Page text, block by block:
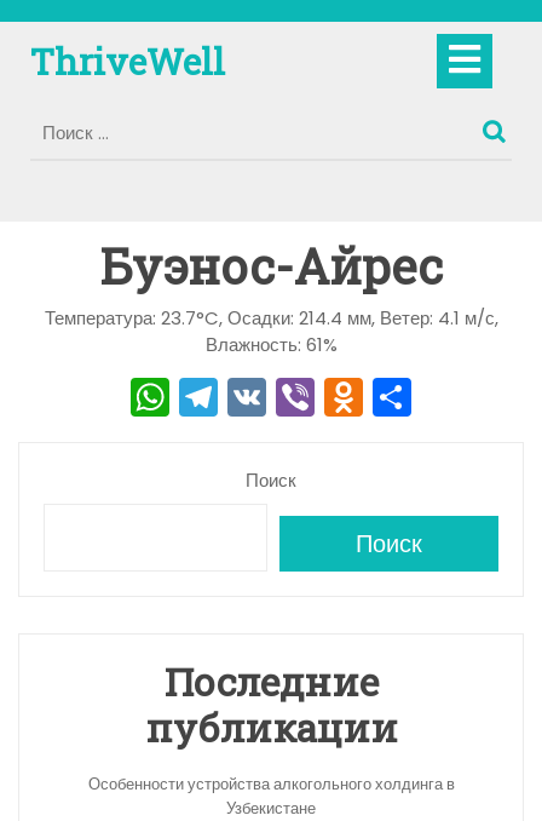
содержимому
ThriveWell
Буэнос-Айрес
Температура: 23.7°C, Осадки: 214.4 мм, Ветер: 4.1 м/с,
Влажность: 61%
W
h
T
el
e
V
K
Vi
b
O
d
o
kl
a
s
ni
ki
а
в
и
Поиск
Поиск
Последние
публикации
Особенности устройства алкогольного холдинга в
Узбекистане